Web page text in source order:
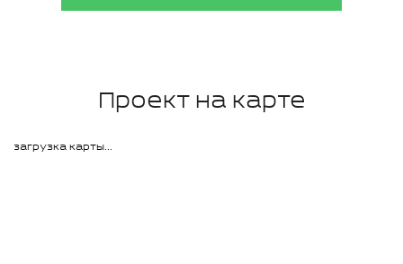
Проект на карте
загрузка карты...